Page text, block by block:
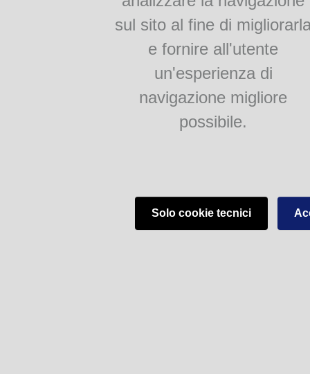
Dialetto Biblioteche del Comune di Parma - V.lo Santa Maria 5, 43125 Parma
sul sito al fine di
e fornire all'utente
un'esperienza di
navigazione migliore
possibile.
Solo cookie tecnici